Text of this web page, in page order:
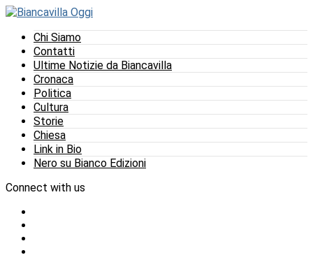
Chi Siamo
Contatti
Ultime Notizie da Biancavilla
Cronaca
Politica
Cultura
Storie
Chiesa
Link in Bio
Nero su Bianco Edizioni
Connect with us